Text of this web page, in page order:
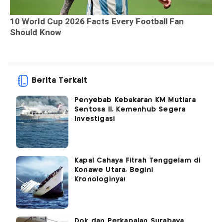
Berita Terkait
Penyebab Kebakaran KM Mutiara
Sentosa II, Kemenhub Segera
Investigasi
Kapal Cahaya Fitrah Tenggelam di
Konawe Utara, Begini
Kronologinya!